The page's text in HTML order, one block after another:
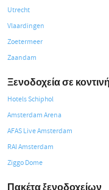
Utrecht
Vlaardingen
Zoetermeer
Zaandam
Ξενοδοχεία σε
Hotels Schiphol
Amsterdam Arena
AFAS Live Amsterdam
RAI Amsterdam
Ziggo Dome